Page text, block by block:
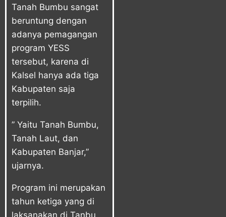
Tanah Bumbu sangat
beruntung dengan
adanya pemagangan
program YESS
tersebut, karena di
Kalsel hanya ada tiga
Kabupaten saja
terpilih.
” Yaitu Tanah Bumbu,
Tanah Laut, dan
Kabupaten Banjar,”
ujarnya.
Program ini merupakan
tahun ketiga yang di